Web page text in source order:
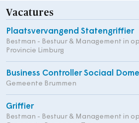
Vacatures
Plaatsvervangend Statengriffier
Bestman - Bestuur & Management in
Provincie Limburg
Business Controller Sociaal
Gemeente Brummen
Griffier
Bestman - Bestuur & Management in